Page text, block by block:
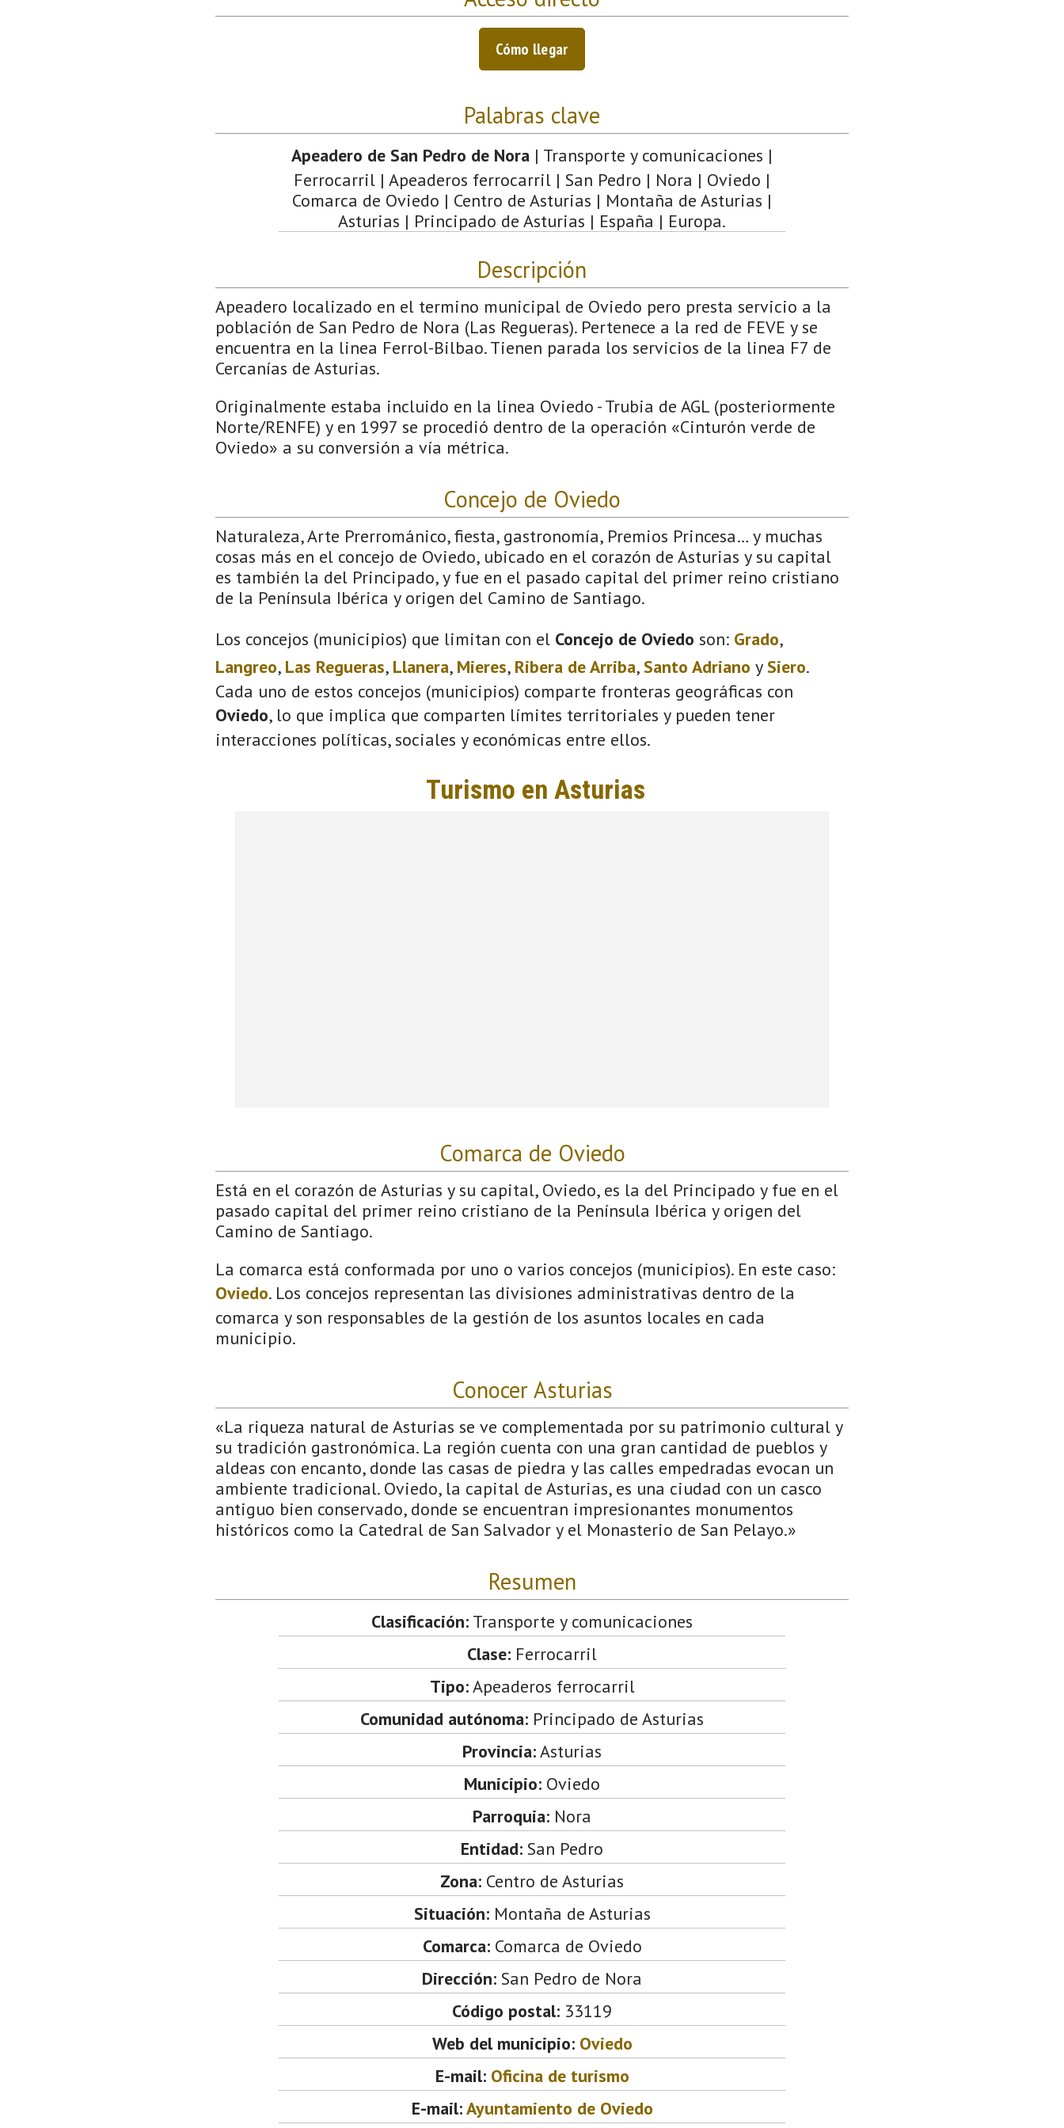
Cómo llegar
Palabras clave
Apeadero de San Pedro de Nora | Transporte y comunicaciones |
Ferrocarril | Apeaderos ferrocarril | San Pedro | Nora | Oviedo |
Comarca de Oviedo | Centro de Asturias | Montaña de Asturias |
Asturias | Principado de Asturias | España | Europa.
Descripción
Apeadero localizado en el termino municipal de Oviedo pero presta servicio a la
población de San Pedro de Nora (Las Regueras). Pertenece a la red de FEVE y se
encuentra en la linea Ferrol-Bilbao. Tienen parada los servicios de la linea F7 de
Cercanías de Asturias.
Originalmente estaba incluido en la linea Oviedo - Trubia de AGL (posteriormente
Norte/RENFE) y en 1997 se procedió dentro de la operación «Cinturón verde de
Oviedo» a su conversión a vía métrica.
Concejo de Oviedo
Naturaleza, Arte Prerrománico, fiesta, gastronomía, Premios Princesa… y muchas
cosas más en el concejo de Oviedo, ubicado en el corazón de Asturias y su capital
es también la del Principado, y fue en el pasado capital del primer reino cristiano
de la Península Ibérica y origen del Camino de Santiago.
Los concejos (municipios) que limitan con el Concejo de Oviedo son: Grado,
Langreo, Las Regueras, Llanera, Mieres, Ribera de Arriba,Santo Adriano ySiero.
Cada uno de estos concejos (municipios) comparte fronteras geográficas con
Oviedo, lo que implica que comparten límites territoriales y pueden tener
interacciones políticas, sociales y económicas entre ellos.
Comarca de Oviedo
Está en el corazón de Asturias y su capital, Oviedo, es la del Principado y fue en el
pasado capital del primer reino cristiano de la Península Ibérica y origen del
Camino de Santiago.
La comarca está conformada por uno o varios concejos (municipios). En este caso:
Oviedo. Los concejos representan las divisiones administrativas dentro de la
comarca y son responsables de la gestión de los asuntos locales en cada
municipio.
Conocer Asturias
«La riqueza natural de Asturias se ve complementada por su patrimonio cultural y
su tradición gastronómica. La región cuenta con una gran cantidad de pueblos y
aldeas con encanto, donde las casas de piedra y las calles empedradas evocan un
ambiente tradicional. Oviedo, la capital de Asturias, es una ciudad con un casco
antiguo bien conservado, donde se encuentran impresionantes monumentos
históricos como la Catedral de San Salvador y el Monasterio de San Pelayo.»
Resumen
Clasificación: Transporte y comunicaciones
Clase: Ferrocarril
Tipo:Apeaderos ferrocarril
Comunidad autónoma: Principado de Asturias
Provincia:Asturias
Municipio: Oviedo
Parroquia: Nora
Entidad: San Pedro
Zona: Centro de Asturias
Situación:Montaña de Asturias
Comarca:Comarca de Oviedo
Dirección: San Pedro de Nora
Código postal: 33119
Web del municipio: Oviedo
E-mail: Oficina de turismo
E-mail:Ayuntamiento de Oviedo